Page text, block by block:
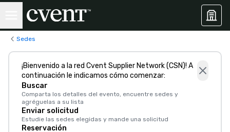
Sedes
¡Bienvenido a la red Cvent Supplier Network (CSN)! A
continuación le indicamos cómo comenzar:
Buscar
Comparta los detalles del evento, encuentre sedes y
agréguelas a su lista
Enviar solicitud
Estudie las sedes elegidas y mande una solicitud
Reservación